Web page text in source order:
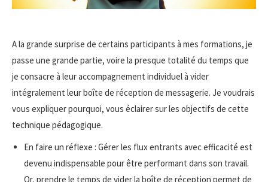
A la grande surprise de certains participants à mes formations, je
passe une grande partie, voire la presque totalité du temps que
je consacre à leur accompagnement individuel à vider
intégralement leur boîte de réception de messagerie. Je voudrais
vous expliquer pourquoi, vous éclairer sur les objectifs de cette
technique pédagogique.
En faire un réflexe : Gérer les flux entrants avec efficacité est
devenu indispensable pour être performant dans son travail.
Or, prendre le temps de vider la boîte de réception permet de